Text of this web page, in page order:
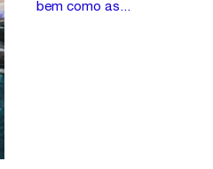
bem como as...